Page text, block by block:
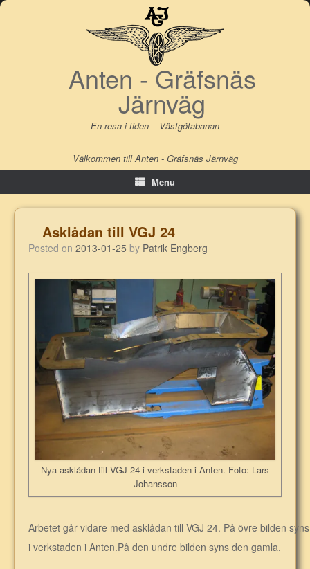
Skip
Anten - Gräfsnäs
Järnväg
En resa i tiden – Västgötabanan
Välkommen till Anten - Gräfsnäs Järnväg
Menu
Asklådan till VGJ 24
Posted on 2013-01-25 by Patrik Engberg
Nya asklådan till VGJ 24 i verkstaden i Anten. Foto: Lars
Johansson
Arbetet går vidare med asklådan till VGJ 24. På övre bilden
i verkstaden i Anten.På den undre bilden syns den gamla.